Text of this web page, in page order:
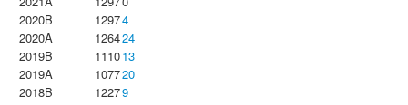
2020B
12974
2020A
126424
2019B
111013
2019A
107720
2018B
12279